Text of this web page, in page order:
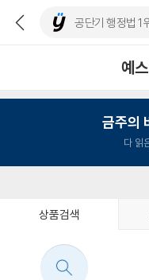
예
금주의
다 읽
상품검색